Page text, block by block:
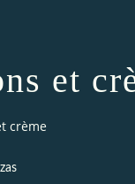
et
crème